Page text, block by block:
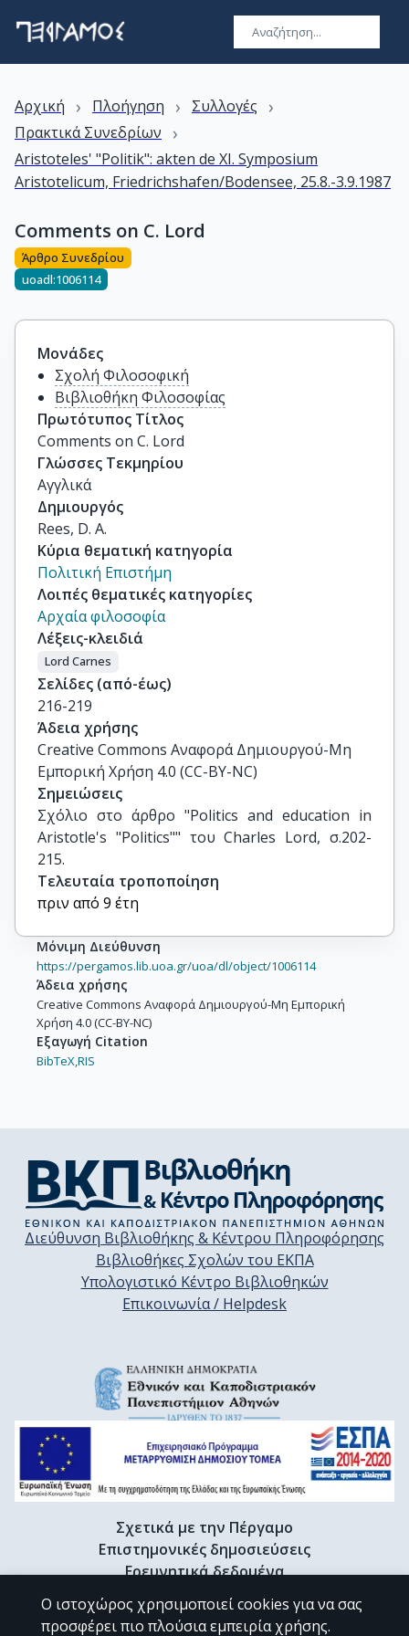
Αρχική › Πλοήγηση › Συλλογές ›
Πρακτικά Συνεδρίων ›
Aristoteles' "Politik": akten de XI. Symposium
Aristotelicum, Friedrichshafen/Bodensee, 25.8.-3.9.1987
Comments on C. Lord
Άρθρο Συνεδρίου
uoadl:1006114
Μονάδες
Σχολή Φιλοσοφική
Βιβλιοθήκη Φιλοσοφίας
Πρωτότυπος Τίτλος
Comments on C. Lord
Γλώσσες Τεκμηρίου
Αγγλικά
Δημιουργός
Rees, D. A.
Κύρια θεματική κατηγορία
Πολιτική Επιστήμη
Λοιπές θεματικές κατηγορίες
Αρχαία φιλοσοφία
Λέξεις-κλειδιά
Lord Carnes
Σελίδες (από-έως)
216-219
Άδεια χρήσης
Creative Commons Αναφορά Δημιουργού-Μη
Εμπορική Χρήση 4.0 (CC-BY-NC)
Σημειώσεις
Σχόλιο στο άρθρο "Politics and education in
Aristotle's "Politics"" του Charles Lord, σ.202-
215.
Τελευταία τροποποίηση
πριν από 9 έτη
Μόνιμη Διεύθυνση
https://pergamos.lib.uoa.gr/uoa/dl/object/1006114
Άδεια χρήσης
Creative Commons Αναφορά Δημιουργού-Μη Εμπορική
Χρήση 4.0 (CC-BY-NC)
Εξαγωγή Citation
BibTeX,RIS
Διεύθυνση Βιβλιοθήκης & Κέντρου Πληροφόρησης
Βιβλιοθήκες Σχολών του ΕΚΠΑ
Υπολογιστικό Κέντρο Βιβλιοθηκών
Επικοινωνία / Helpdesk
Σχετικά με την Πέργαμο
Επιστημονικές δημοσιεύσεις
Ερευνητικά δεδομένα
Διδακτορικές διατριβές & Γκρίζα βιβλιογραφία
Προφίλ Ερευνητή
Ο ιστοχώρος χρησιμοποιεί cookies για να σας
προσφέρει πιο πλούσια εμπειρία χρήσης.